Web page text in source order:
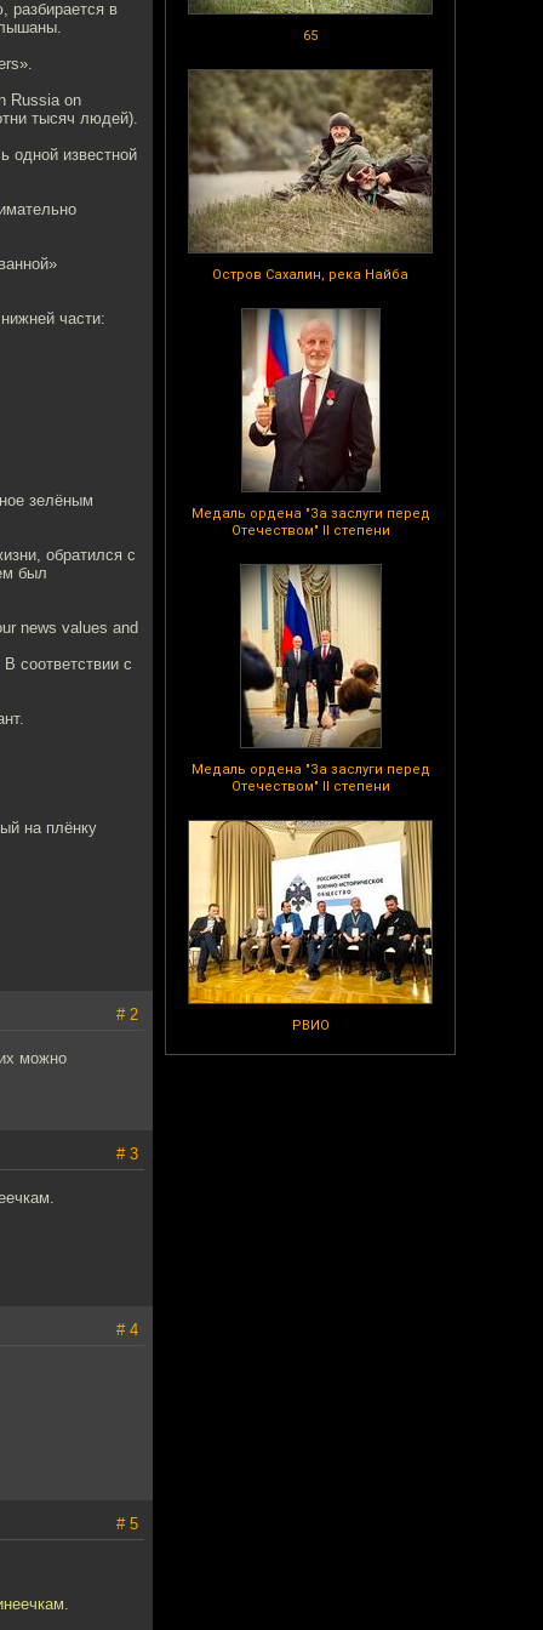
65
Остров Сахалин, река Найба
Медаль ордена "За заслуги перед
Отечеством" II степени
Медаль ордена "За заслуги перед
Отечеством" II степени
РВИО
разбирается в
Russia on
тысяч людей).
одной известной
части:
зелёным
обратился с
был
news values and
соответствии с
на плёнку
# 2
можно
# 3
# 4
# 5